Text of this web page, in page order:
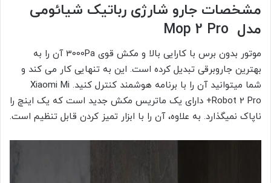
مشخصات جارو شارژی رباتیک شیائومی
مدل Mop 2 Pro
موتور بدون برس با کارایی بالا و مکش قوی 3000Pa آن را به
بهترین جاروبرقی تبدیل کرده است. این به تنهایی کار می کند و
شما میتوانید آن را با برنامه هوشمند کنترل کنید. Xiaomi Mi
Robot 2 Pro+ دارای یک ماتریس مکش جدید است که یک اینچ را
ناپاک نمیگذارد. به علاوه، آن را با ابزار تمیز کردن قابل تنظیم است.